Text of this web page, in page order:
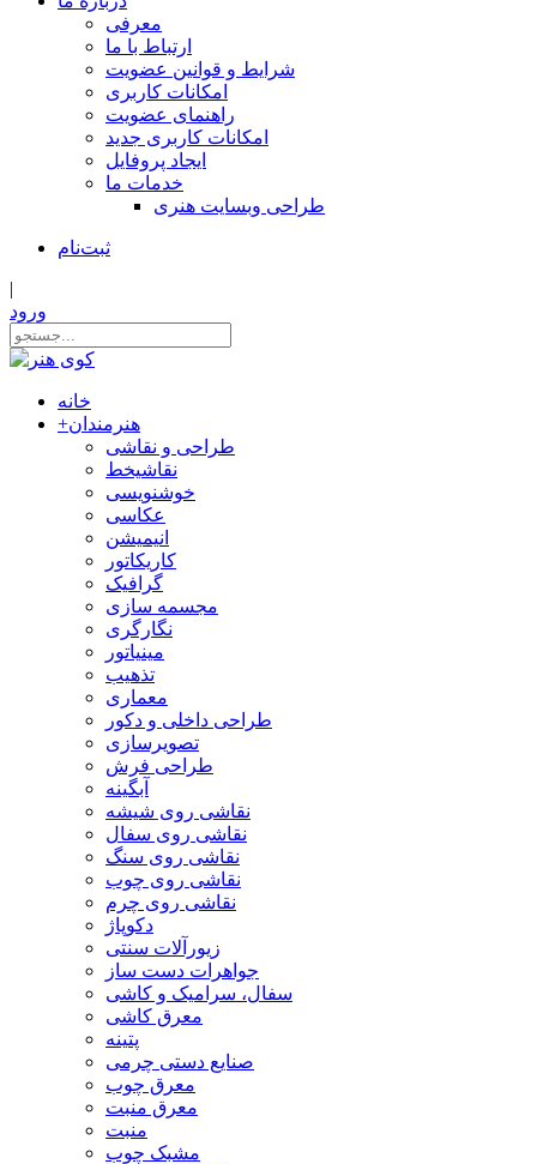
معرفی
ارتباط با ما
شرایط و قوانین عضویت
امکانات کاربری
راهنمای عضویت
امکانات کاربری جدید
ایجاد پروفایل
خدمات ما
طراحی وبسایت هنری
ثبت‌نام
|
ورود
خانه
+هنرمندان
طراحی و نقاشی
نقاشیخط
خوشنویسی
عکاسی
انیمیشن
کاریکاتور
گرافیک
مجسمه سازی
نگارگری
مینیاتور
تذهیب
معماری
طراحی داخلی و دکور
تصویرسازی
طراحی فرش
آبگینه
نقاشی روی شیشه
نقاشی روی سفال
نقاشی روی سنگ
نقاشی روی چوب
نقاشی روی چرم
دکوپاژ
زیورآلات سنتی
جواهرات دست ساز
سفال، سرامیک و کاشی
معرق کاشی
پتینه
صنایع دستی چرمی
معرق چوب
معرق منبت
منبت
مشبک چوب